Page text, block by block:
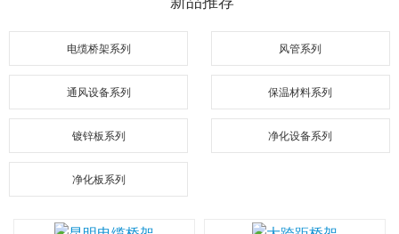
电缆桥架系列 风管系列
通风设备系列 保温材料系列
镀锌板系列 净化设备系列
净化板系列